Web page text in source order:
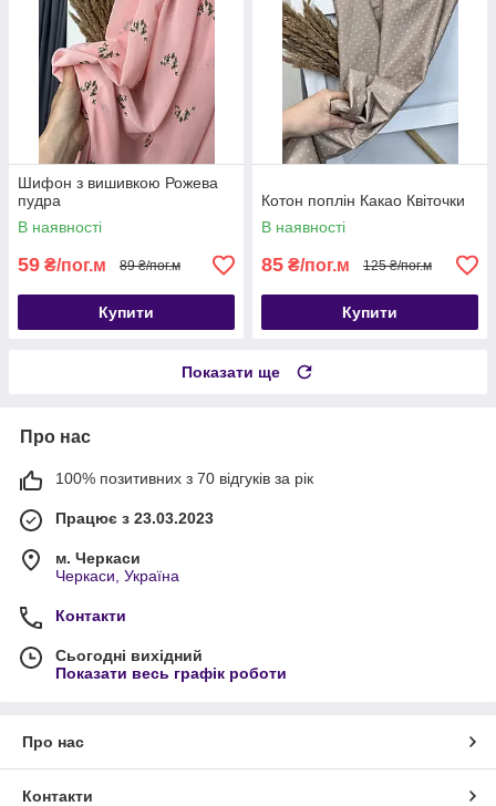
Шифон з вишивкою Рожева
пудра
В наявності
59 ₴/пог.м 89 ₴/пог.м
Купити
Котон поплін Какао Квіточки
В наявності
85 ₴/пог.м 125 ₴/пог.м
Купити
Показати ще
Про нас
100% позитивних з 70 відгуків за рік
Працює з 23.03.2023
м. Черкаси
Черкаси, Україна
Контакти
Сьогодні вихідний
Показати весь графік роботи
Про нас
Контакти